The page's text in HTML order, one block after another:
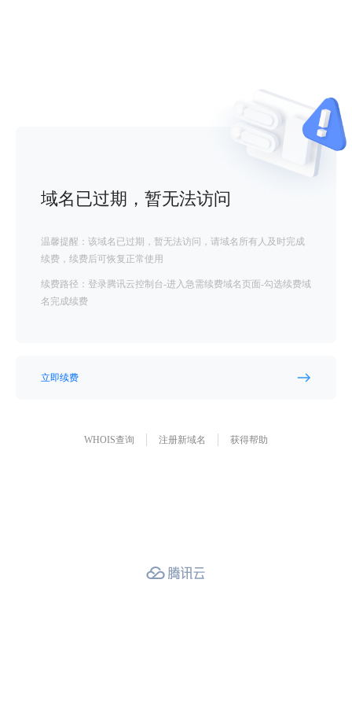
域名已过期，暂无法访问
温馨提醒：该域名已过期，暂无法访问，请域名所有人及时完成
续费，续费后可恢复正常使用
续费路径：登录腾讯云控制台-进入急需续费域名页面-勾选续费域
名完成续费
立即续费
WHOIS查询 注册新域名 获得帮助